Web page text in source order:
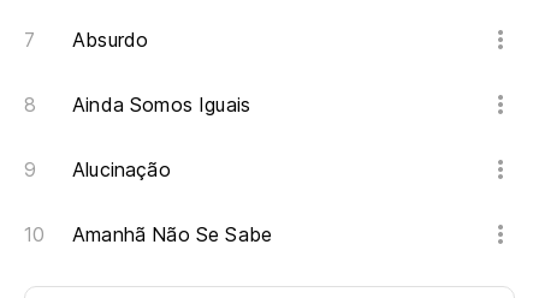
Absurdo
Ainda Somos Iguais
Alucinação
Amanhã Não Se Sabe